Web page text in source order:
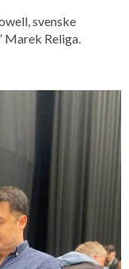
svenske
Marek Religa.